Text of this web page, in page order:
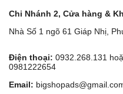
Chi Nhánh 2, Cửa hàng &
Nhà Số 1 ngõ 61 Giáp Nhị,
Điện thoại: 0932.268.131
0981222654
Email: